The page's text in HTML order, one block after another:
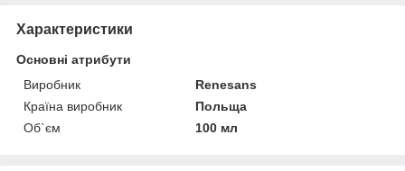
Характеристики
Основні атрибути
Виробник
Renesans
Країна виробник
Польща
Об`єм
100 мл